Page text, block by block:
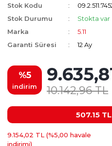
Stok Kodu
Stok Durumu
Stokta var
Marka
5.11
Garanti Süresi
12 Ay
%5
indirim 10.142,96 TL
507.15 TL
9.154,02 TL (%5,00 havale
indirimi)